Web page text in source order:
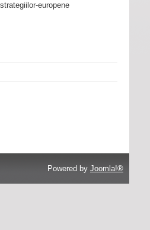
europene
Powered by Joomla!®